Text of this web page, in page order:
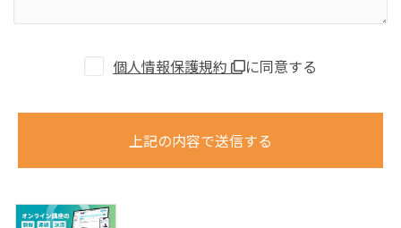
個人情報保護規約 に同意する
上記の内容で送信する